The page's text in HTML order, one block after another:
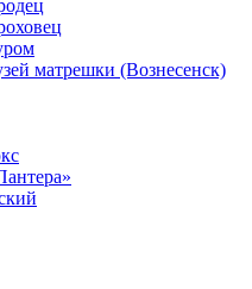
матрешки (Вознесенск)